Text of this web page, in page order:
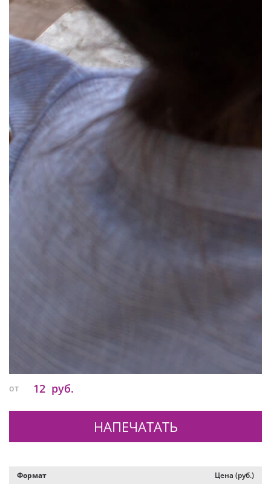
от 12 руб.
НАПЕЧАТАТЬ
Формат
Цена (руб.)